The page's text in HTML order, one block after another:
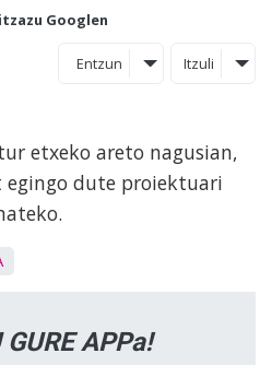
Googlen
Entzun Itzuli
etxeko areto nagusian,
dute proiektuari
APPa!